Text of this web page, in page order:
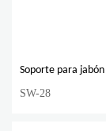
SW-28